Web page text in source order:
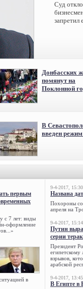
Суд
запретил
Донбасских
помянут на
Поклонной
В
введен
первым
с 7 лет: виды
оформление
в
9-4-2017, 15:30
Названа
Похороны
апреля на
9-4-2017, 15:14
Путин
серии
Президент
египетскому
взрывов,
арабской
9-4-2017, 13:45
В Египте в